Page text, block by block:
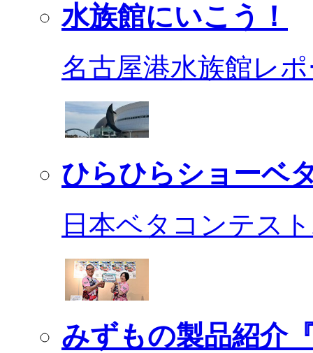
水族館にいこう！
名古屋港水族館レ
ひらひらショーベ
日本ベタコンテス
みずもの製品紹介